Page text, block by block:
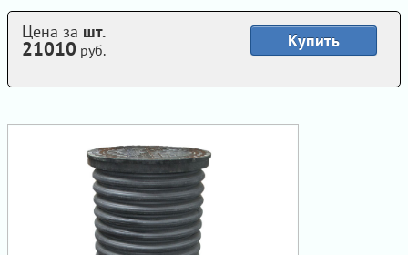
Купить
Цена за шт.
21010 руб.